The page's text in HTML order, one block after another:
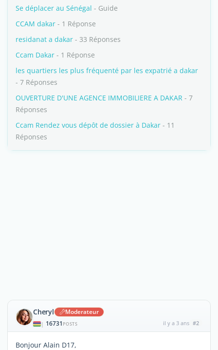
Se déplacer au Sénégal - Guide
CCAM dakar - 1 Réponse
residanat a dakar - 33 Réponses
Ccam Dakar - 1 Réponse
les quartiers les plus fréquenté par les expatrié a dakar
- 7 Réponses
OUVERTURE D'UNE AGENCE IMMOBILIERE A DAKAR - 7
Réponses
Ccam Rendez vous dépôt de dossier à Dakar - 11
Réponses
Cheryl Moderateur
| 16731 POSTS il y a 3 ans #2
Bonjour Alain D17,